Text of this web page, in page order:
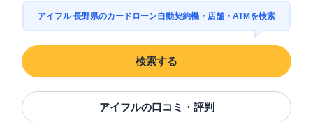
アイフル 長野県のカードローン自動契約機・店舗・ATMを検索
検索する
アイフルの口コミ・評判